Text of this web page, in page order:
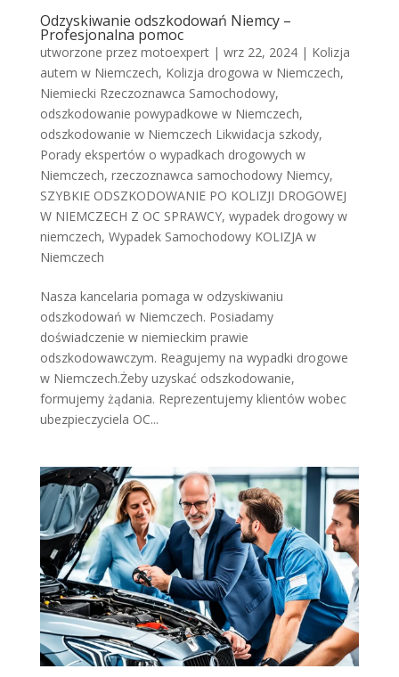
Odzyskiwanie odszkodowań Niemcy –
Profesjonalna pomoc
utworzone przez motoexpert| wrz 22, 2024| Kolizja
autem w Niemczech, Kolizja drogowa w Niemczech,
Niemiecki Rzeczoznawca Samochodowy,
odszkodowanie powypadkowe w Niemczech,
odszkodowanie w Niemczech Likwidacja szkody,
Porady ekspertów o wypadkach drogowych w
Niemczech, rzeczoznawca samochodowy Niemcy,
SZYBKIE ODSZKODOWANIE PO KOLIZJI DROGOWEJ
W NIEMCZECH Z OC SPRAWCY, wypadek drogowy w
niemczech, Wypadek Samochodowy KOLIZJA w
Niemczech
Nasza kancelaria pomaga w odzyskiwaniu
odszkodowań w Niemczech. Posiadamy
doświadczenie w niemieckim prawie
odszkodowawczym. Reagujemy na wypadki drogowe
w Niemczech.Żeby uzyskać odszkodowanie,
formujemy żądania. Reprezentujemy klientów wobec
ubezpieczyciela OC...